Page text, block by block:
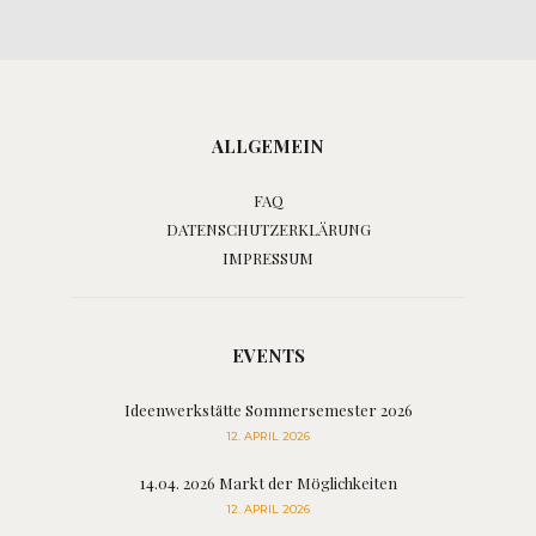
ALLGEMEIN
FAQ
DATENSCHUTZERKLÄRUNG
IMPRESSUM
EVENTS
Ideenwerkstätte Sommersemester 2026
12. APRIL 2026
14.04. 2026 Markt der Möglichkeiten
12. APRIL 2026